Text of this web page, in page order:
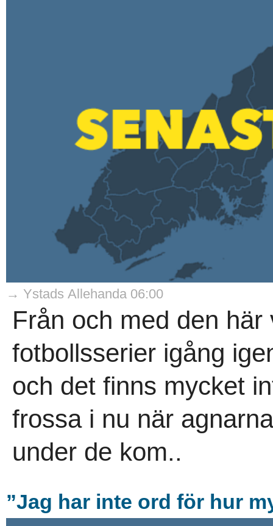
→ Ystads Allehanda 06:00
Från och med den
fotbollsserier igång
och det finns mycket
frossa i nu när
under de kom..
”Jag har inte ord för hur